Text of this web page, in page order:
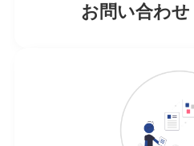
お問い合わ